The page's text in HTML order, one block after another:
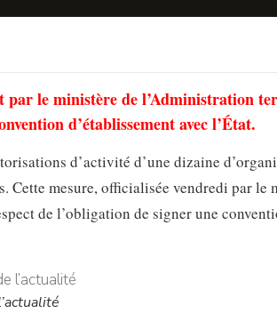
le ministère de l’Administration
d’établissement avec l’État.
d’activité d’une dizaine
Cette mesure, officialisée vendredi par le
de l’obligation de signer une